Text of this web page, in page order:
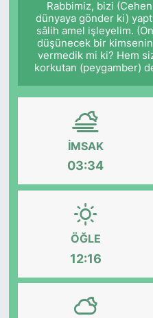
Rabbimiz, bizi
dünyaya gönder ki)
sâlih amel işleyelim.
düşünecek bir
vermedik mi ki? Hem
korkutan (peygamber)
İMSAK
03:34
ÖĞLE
12:16
Siyaset
YEREL HABER
Haberde insan
Tanıtım